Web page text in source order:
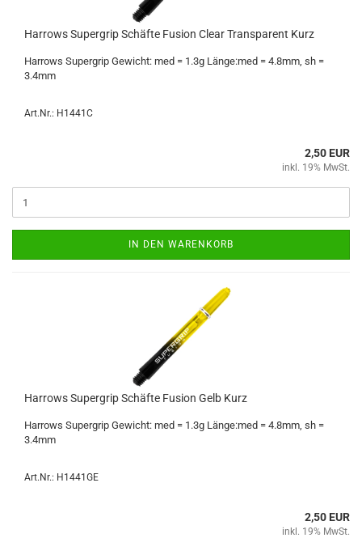
Har­rows Su­per­grip Schäf­te Fu­si­on Clear Trans­pa­rent Kurz
Har­rows Su­per­grip Ge­wicht: med = 1.3g Länge:med = 4.8mm, sh =
3.4mm
Art.Nr.: H1441C
2,50 EUR
inkl. 19% MwSt.
IN DEN WARENKORB
Har­rows Su­per­grip Schäf­te Fu­si­on Gelb Kurz
Har­rows Su­per­grip Ge­wicht: med = 1.3g Länge:med = 4.8mm, sh =
3.4mm
Art.Nr.: H1441GE
2,50 EUR
inkl. 19% MwSt.